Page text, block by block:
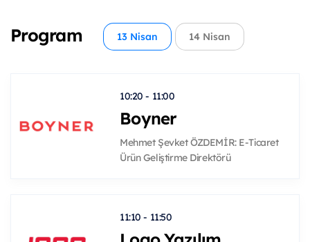
Program 13 Nisan 14 Nisan
10:20 - 11:00
Boyner
Mehmet Şevket ÖZDEMİR: E-Ticaret
Ürün Geliştirme Direktörü
11:10 - 11:50